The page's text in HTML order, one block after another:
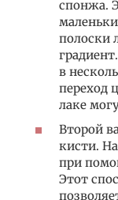
спонжа.
полоски
в
переход
лаке
Второй
кисти.
при
Этот